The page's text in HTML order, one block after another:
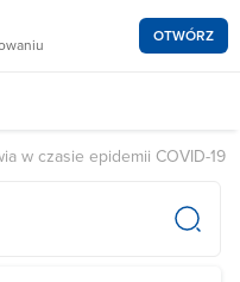
OTWÓRZ
w czasie epidemii COVID-19